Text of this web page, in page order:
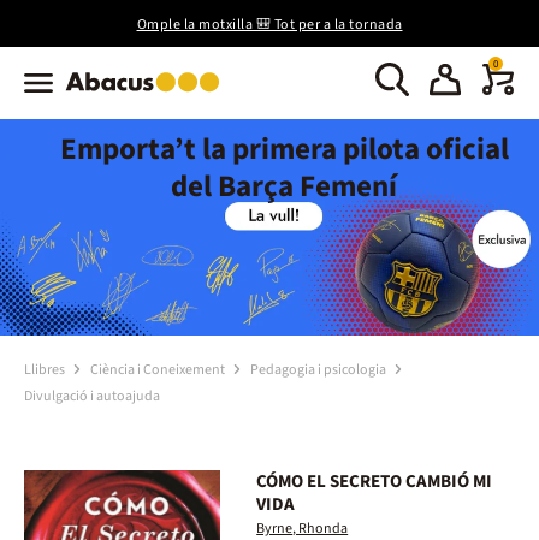
Omple la motxilla 🎒 Tot per a la tornada
0
Emporta’t la primera pilota oficial
del Barça Femení
Llibres Ciència i Coneixement
Pedagogia i psicologia
Divulgació i autoajuda
CÓMO EL SECRETO CAMBIÓ MI
VIDA
Byrne, Rhonda